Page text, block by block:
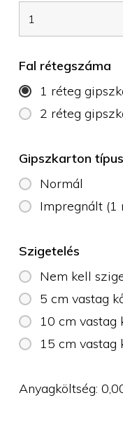
Fal rétegszáma
1 réteg
2 réteg
Gipszkarton
Normál
Impregnált (1
Szigetelés
Nem kell
5 cm vastag
10 cm vastag
15 cm vastag
Anyagköltség: